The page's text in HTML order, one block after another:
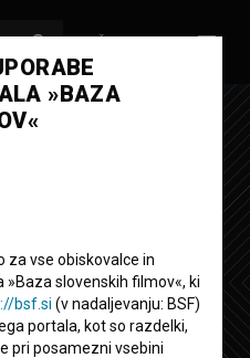
~
»BAZA
za vse obiskovalce in
slovenskih filmov«, ki
bsf.si (v nadaljevanju: BSF)
portala, kot so razdelki,
pri posamezni vsebini